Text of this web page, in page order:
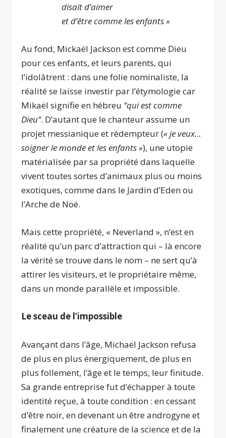
disait d’aimer
et d’être comme les enfants »
Au fond, Mickaël Jackson est comme Dieu
pour ces enfants, et leurs parents, qui
l’idolâtrent : dans une folie nominaliste, la
réalité se laisse investir par l’étymologie car
Mikaël signifie en hébreu “qui est comme
Dieu”. D’autant que le chanteur assume un
projet messianique et rédempteur (« je veux…
soigner le monde et les enfants »), une utopie
matérialisée par sa propriété dans laquelle
vivent toutes sortes d’animaux plus ou moins
exotiques, comme dans le Jardin d’Eden ou
l’Arche de Noé.
Mais cette propriété, « Neverland », n’est en
réalité qu’un parc d’attraction qui – là encore
la vérité se trouve dans le nom – ne sert qu’à
attirer les visiteurs, et le propriétaire même,
dans un monde parallèle et impossible.
Le sceau de l’impossible
Avançant dans l’âge, Michaël Jackson refusa
de plus en plus énergiquement, de plus en
plus follement, l’âge et le temps, leur finitude.
Sa grande entreprise fut d’échapper à toute
identité reçue, à toute condition : en cessant
d’être noir, en devenant un être androgyne et
finalement une créature de la science et de la